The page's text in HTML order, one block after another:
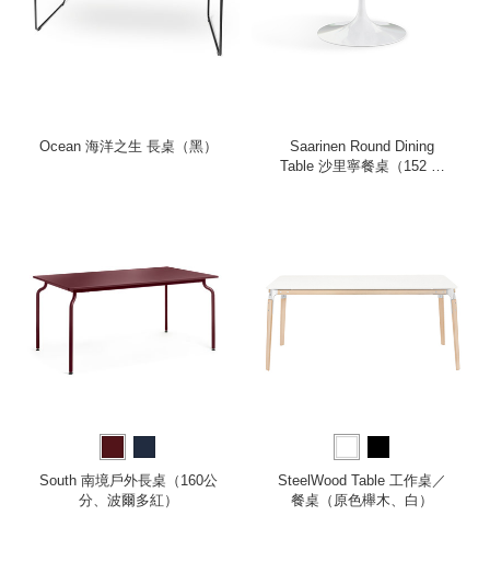
Ocean 海洋之生 長桌（黑）
Saarinen Round Dining
Table 沙里寧餐桌（152 公
South 南境戶外長桌（160公
分、波爾多紅）
SteelWood Table 工作桌／
餐桌（原色櫸木、白）